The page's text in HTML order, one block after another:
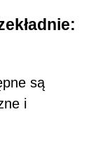
są
i